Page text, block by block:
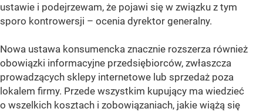
ustawie i podejrzewam, że pojawi się w związku z tym
sporo kontrowersji – ocenia dyrektor generalny.
Nowa ustawa konsumencka znacznie rozszerza również
obowiązki informacyjne przedsiębiorców, zwłaszcza
prowadzących sklepy internetowe lub sprzedaż poza
lokalem firmy. Przede wszystkim kupujący ma wiedzieć
o wszelkich kosztach i zobowiązaniach, jakie wiążą się